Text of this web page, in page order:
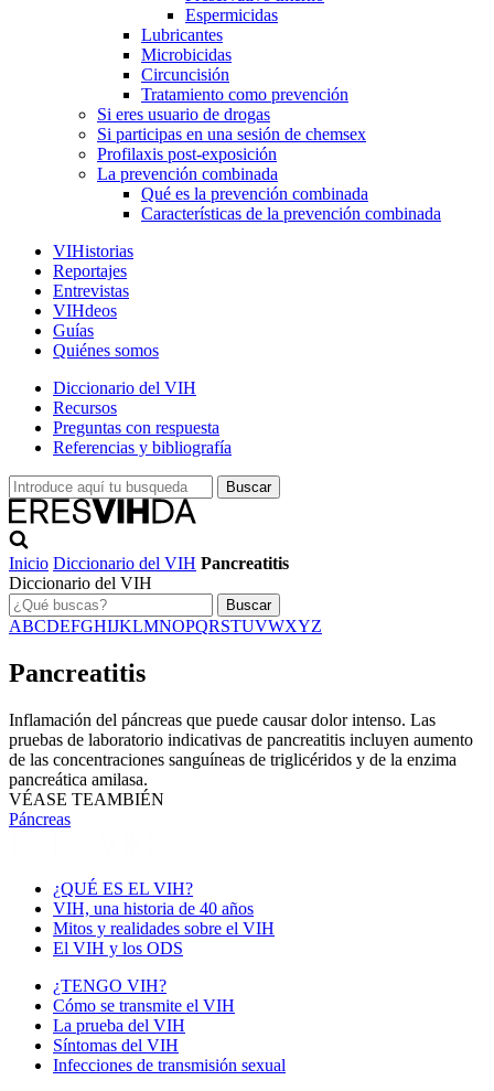
Espermicidas
Lubricantes
Microbicidas
Circuncisión
Tratamiento como prevención
Si eres usuario de drogas
Si participas en una sesión de chemsex
Profilaxis post-exposición
La prevención combinada
Qué es la prevención combinada
Características de la prevención combinada
VIHistorias
Reportajes
Entrevistas
VIHdeos
Guías
Quiénes somos
Diccionario del VIH
Recursos
Preguntas con respuesta
Referencias y bibliografía
Inicio Diccionario del VIH Pancreatitis
Diccionario del VIH
Buscar
ABCDEFGHIJKLMNOPQRSTUVWXYZ
Pancreatitis
Inflamación del páncreas que puede causar dolor intenso. Las
pruebas de laboratorio indicativas de pancreatitis incluyen aumento
de las concentraciones sanguíneas de triglicéridos y de la enzima
pancreática amilasa.
VÉASE TEAMBIÉN
Páncreas
¿QUÉ ES EL VIH?
VIH, una historia de 40 años
Mitos y realidades sobre el VIH
El VIH y los ODS
¿TENGO VIH?
Cómo se transmite el VIH
La prueba del VIH
Síntomas del VIH
Infecciones de transmisión sexual